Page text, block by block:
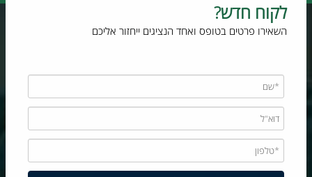
לקוח חדש?
השאירו פרטים בטופס ואחד הנציגים ייחזור אליכם